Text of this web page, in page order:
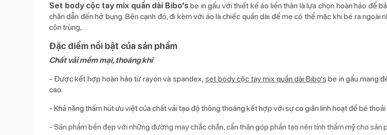
Set body cộc tay mix quần dài Bibo'sbe in gấu với thiết kế áo liền thân là lựa chọn hoàn hảo để
chăn dẫn đến hở bụng. Bên cạnh đó, đi kèm với áo là chiếc quần dài để mẹ có thể mặc khi bé ra ngoài
côn trùng,..
Đặc điểm nổi bật của sản phẩm
Chất vải mềm mại, thoáng khí
- Được kết hợp hoàn hảo từ rayon và spandex,set body cộc tay mix quần dài Bibo's be in gấu mang
cao.
- Khả năng thấm hút ưu việt của chất vải tạo độ thông thoáng kết hợp với sự co giãn linh hoạt để bé
- Sản phẩm bền đẹp với những đường may chắc chắn, cẩn thận góp phần tạo nên tính thẩm mỹ cho sản